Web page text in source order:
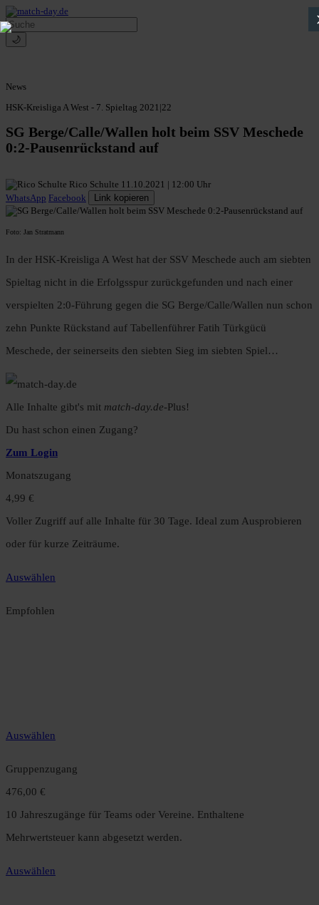
🌙
News
HSK-Kreisliga A West - 7. Spieltag 2021|22
SG Berge/Calle/Wallen holt beim SSV Meschede
0:2-Pausenrückstand auf
Rico Schulte 11.10.2021 | 12:00 Uhr
WhatsApp Facebook Link kopieren
Foto: Jan Stratmann
In der HSK-Kreisliga A West hat der SSV Meschede auch am siebten
Spieltag nicht in die Erfolgsspur zurückgefunden und nach einer
verspielten 2:0-Führung gegen die SG Berge/Calle/Wallen nun schon
zehn Punkte Rückstand auf Tabellenführer Fatih Türkgücü
Meschede, der seinerseits den siebten Sieg im siebten Spiel…
Alle Inhalte gibt's mit match-day.de-Plus!
Du hast schon einen Zugang?
Zum Login
Monatszugang
4,99 €
Voller Zugriff auf alle Inhalte für 30 Tage. Ideal zum Ausprobieren
oder für kurze Zeiträume.
Auswählen
Empfohlen
Auswählen
Gruppenzugang
476,00 €
10 Jahreszugänge für Teams oder Vereine. Enthaltene
Mehrwertsteuer kann abgesetzt werden.
Auswählen